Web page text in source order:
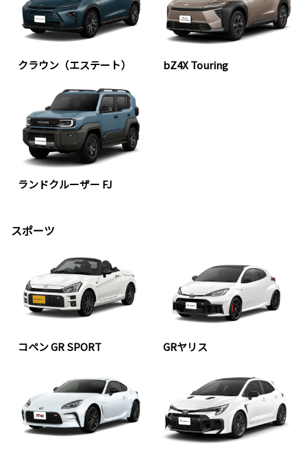
クラウン（エステート） bZ4X Touring
ランドクルーザー FJ
スポーツ
コペン GR SPORT GRヤリス